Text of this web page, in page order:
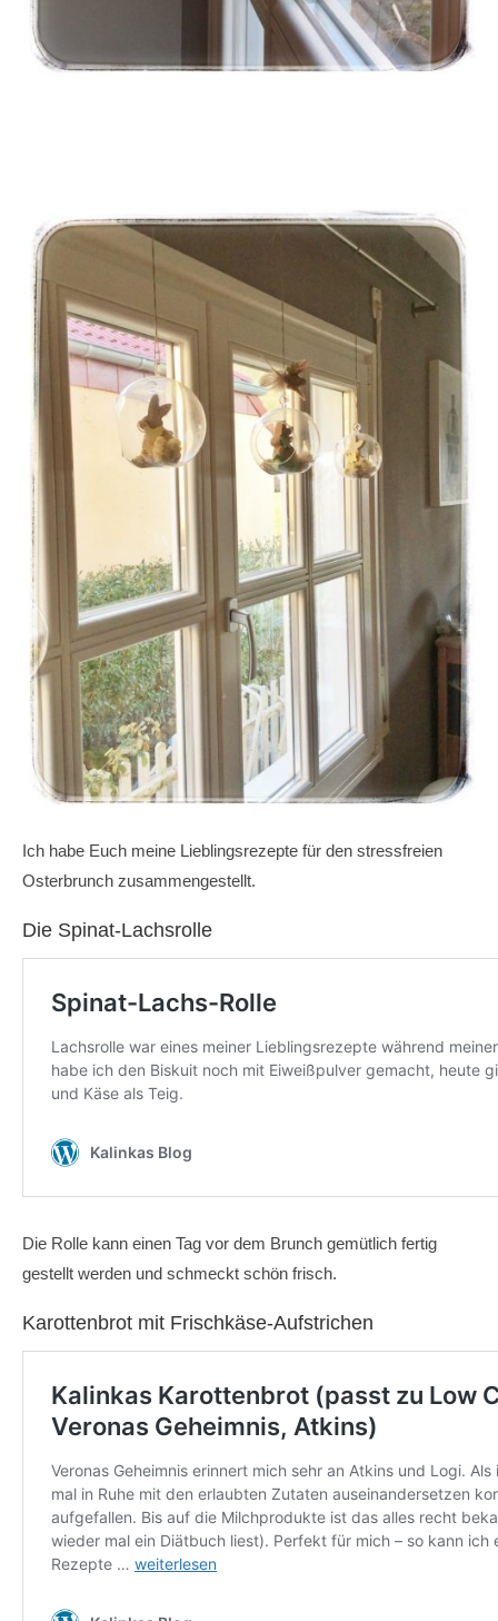
Ich habe Euch meine Lieblingsrezepte für den stressfreien
Osterbrunch zusammengestellt.
Die Spinat-Lachsrolle
Die Rolle kann einen Tag vor dem Brunch gemütlich fertig
gestellt werden und schmeckt schön frisch.
Karottenbrot mit Frischkäse-Aufstrichen